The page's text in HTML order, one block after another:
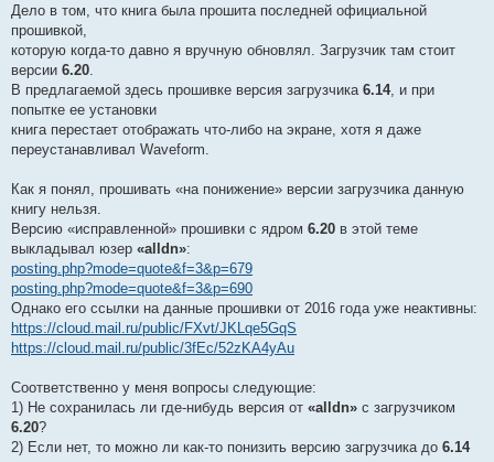
Дело в том, что книга была прошита последней официальной
прошивкой,
которую когда-то давно я вручную обновлял. Загрузчик там стоит
версии 6.20.
В предлагаемой здесь прошивке версия загрузчика 6.14, и при
попытке ее установки
книга перестает отображать что-либо на экране, хотя я даже
переустанавливал Waveform.
Как я понял, прошивать «на понижение» версии загрузчика данную
книгу нельзя.
Версию «исправленной» прошивки с ядром 6.20 в этой теме
выкладывал юзер «alldn»:
posting.php?mode=quote&f=3&p=679
posting.php?mode=quote&f=3&p=690
Однако его ссылки на данные прошивки от 2016 года уже неактивны:
https://cloud.mail.ru/public/FXvt/JKLqe5GqS
https://cloud.mail.ru/public/3fEc/52zKA4yAu
Соответственно у меня вопросы следующие:
1) Не сохранилась ли где-нибудь версия от «alldn» с загрузчиком
6.20?
2) Если нет, то можно ли как-то понизить версию загрузчика до 6.14